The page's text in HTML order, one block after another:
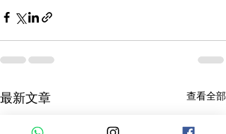
最新文章 查看全部